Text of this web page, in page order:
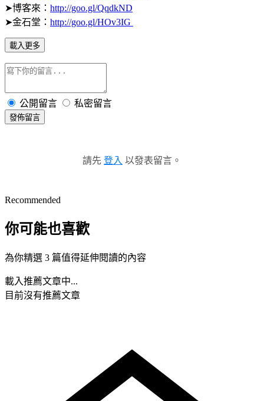
➤博客來： http://goo.gl/QqdkND
➤金石堂： http://goo.gl/HOv3IG
載入更多
公開留言 私密留言
發佈留言
請先 登入 以發表留言。
Recommended
你可能也喜歡
為你精選 3 篇值得延伸閱讀的內容
載入推薦文章中...
目前沒有推薦文章